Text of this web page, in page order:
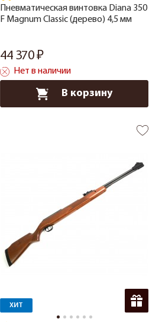
Пневматическая винтовка Diana 350
F Magnum Classic (дерево) 4,5 мм
44 370
Нет в наличии
В корзину
ХИТ